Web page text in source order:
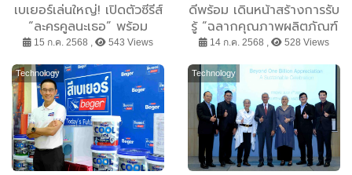
เบเยอร์เล่นใหญ่! เปิดตัวซีรีส์
“ละครคูลนะเธอ” พร้อม
BegerCool 2in1 สีเย็น ทน
ไวกว่าเดิม จัดโปรฯแรงรุก
ตลาดกลางปีแบบไม่มีแผ่ว
15 ก.ค. 2568 , 543 Views
ดีพร้อม เดินหน้าสร้างการรับ
รู้ “ฉลากคุณภาพผลิตภัณฑ์
สิ่งทอไทย” ต่อเนื่อง เร่ง
ปลุกความเชื่อมั่นคุณภาพสิ่ง
ทอและเครื่องนุ่งห่มไทยรอง
รับซอฟต์พาวเวอร์แฟชั่น
14 ก.ค. 2568 , 528 Views
Technology Technology